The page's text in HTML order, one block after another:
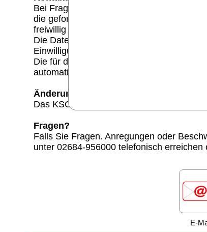
Bei Fragen jeglicher Art bieten wir Ihnen
die geforderten Angaben erforderlich,
freiwillig getätigt werden.
Die Datenverarbeitung zum Zwecke der
Einwilligung.
Die für die Benutzung des
automatisch gelöscht.
Änderungen:
Das KSC Puderbach behält sich das
Fragen?
Falls Sie Fragen. Anregungen oder
unter 02684-956000 telefonisch
E-